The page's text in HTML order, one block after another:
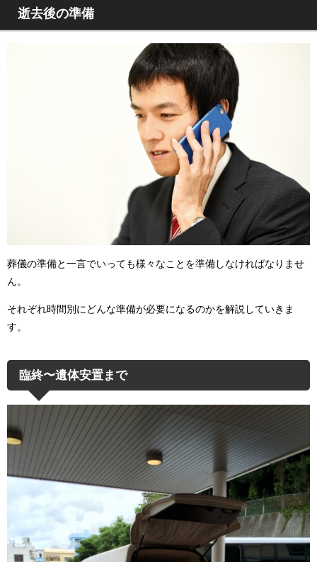
逝去後の準備
葬儀の準備と一言でいっても様々なことを準備しなければなりませ
ん。
それぞれ時間別にどんな準備が必要になるのかを解説していきま
す。
臨終〜遺体安置まで